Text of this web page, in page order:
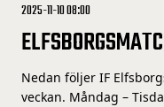
2025-11-10 08:00
Nedan följer IF
veckan. Måndag –